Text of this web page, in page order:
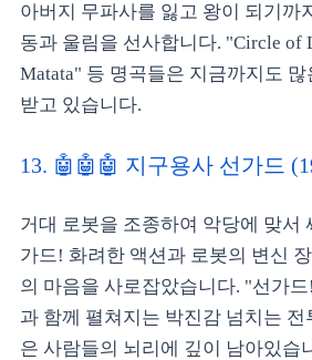
아버지 무파사를 잃고 왕이 되기까
동과 울림을 선사합니다. "Circle of
Matata" 등 명곡들은 지금까지도
받고 있습니다.
13. 🤖🤖🤖 지구용사 선가드
거대 로봇을 조종하여 악당에 맞서
가드! 화려한 액션과 로봇의 변신
의 마음을 사로잡았습니다. "선가
과 함께 펼쳐지는 박진감 넘치는
은 사람들의 뇌리에 깊이 남아있습